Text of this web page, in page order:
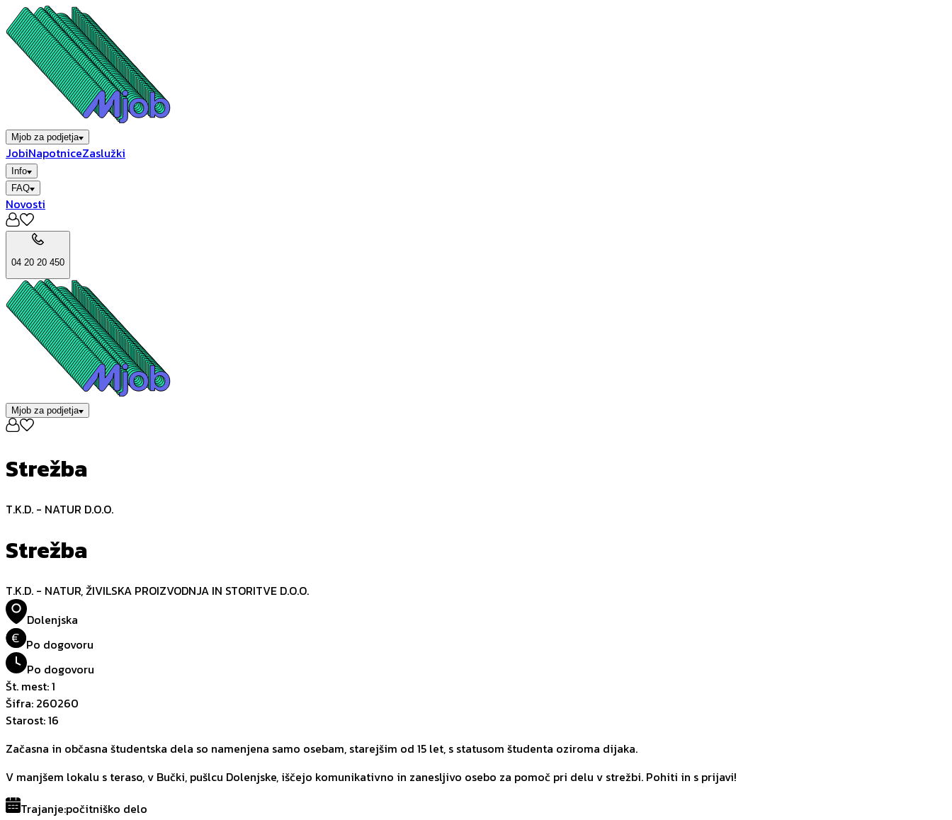
Mjob za podjetja
JobiNapotniceZaslužki
Info
FAQ
Novosti
04 20 20 450
Mjob za podjetja
Strežba
T.K.D. - NATUR D.O.O.
Strežba
T.K.D. - NATUR, ŽIVILSKA PROIZVODNJA IN STORITVE D.O.O.
Dolenjska
€ Po dogovoru
Po dogovoru
Št. mest:1
Šifra: 260260
Starost:16
Začasna in občasna študentska dela so namenjena samo osebam, starejšim od 15 let, s statusom študenta oziroma dijaka.
V manjšem lokalu s teraso, v Bučki, pušlcu Dolenjske, iščejo komunikativno in zanesljivo osebo za pomoč pri delu v strežbi. Pohiti in s prijavi!
Trajanje:počitniško delo